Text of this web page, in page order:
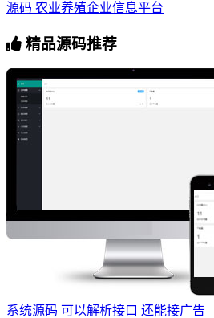
源码 农业养殖企业信息平台
精品源码推荐
系统源码 可以解析接口 还能接广告